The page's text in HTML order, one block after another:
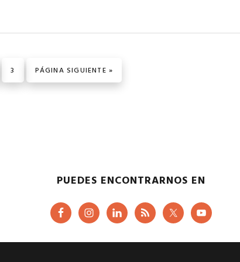
PÁGINA
3 IR A LA
PÁGINA SIGUIENTE »
PUEDES ENCONTRARNOS EN